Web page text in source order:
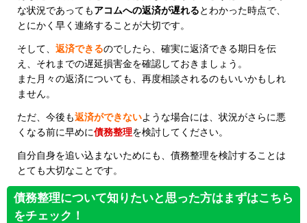
な状況であってもアコムへの返済が遅れるとわかった時点で、
とにかく早く連絡することが大切です。
そして、 返済できるのでしたら、確実に返済できる期日を伝
え、それまでの遅延損害金を確認しておきましょう。
また月々の返済についても、再度相談されるのもいいかもしれ
ません。
ただ、今後も返済ができないような場合には、状況がさらに悪
くなる前に早めに債務整理を検討してください。
自分自身を追い込まないためにも、債務整理を検討することは
とても大切なことです。
債務整理について知りたいと思った方はまずはこちら
をチェック！